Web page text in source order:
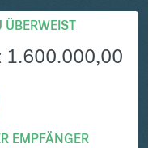
ÜBERWEIST
1.600.000,00
EMPFÄNGER